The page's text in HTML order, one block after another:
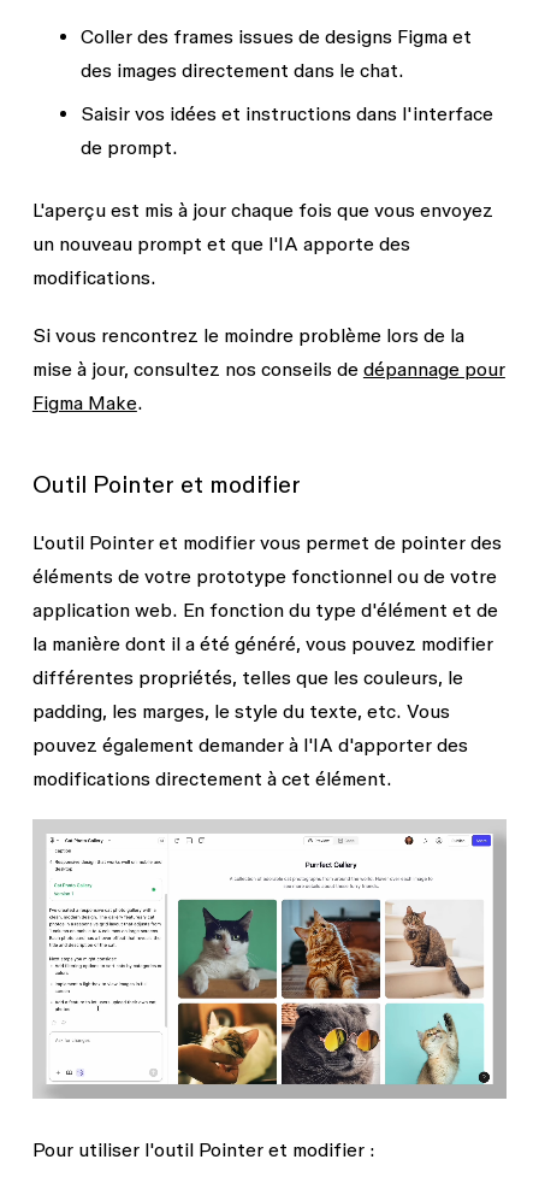
Coller des frames issues de designs Figma et
des images directement dans le chat.
Saisir vos idées et instructions dans l'interface
de prompt.
L'aperçu est mis à jour chaque fois que vous envoyez
un nouveau prompt et que l'IA apporte des
modifications.
Si vous rencontrez le moindre problème lors de la
mise à jour, consultez nos conseils de dépannage pour
Figma Make.
Outil Pointer et modifier
L'outil Pointer et modifiervous permet de pointer des
éléments de votre prototype fonctionnel ou de votre
application web. En fonction du type d'élément et de
la manière dont il a été généré, vous pouvez modifier
différentes propriétés, telles que les couleurs, le
padding, les marges, le style du texte, etc. Vous
pouvez également demander à l'IA d'apporter des
modifications directement à cet élément.
Pour utiliser l'outil Pointer et modifier: